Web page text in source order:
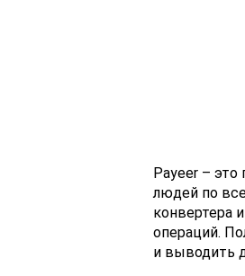
Payeer –
людей по
конвертера
операций.
и выводить